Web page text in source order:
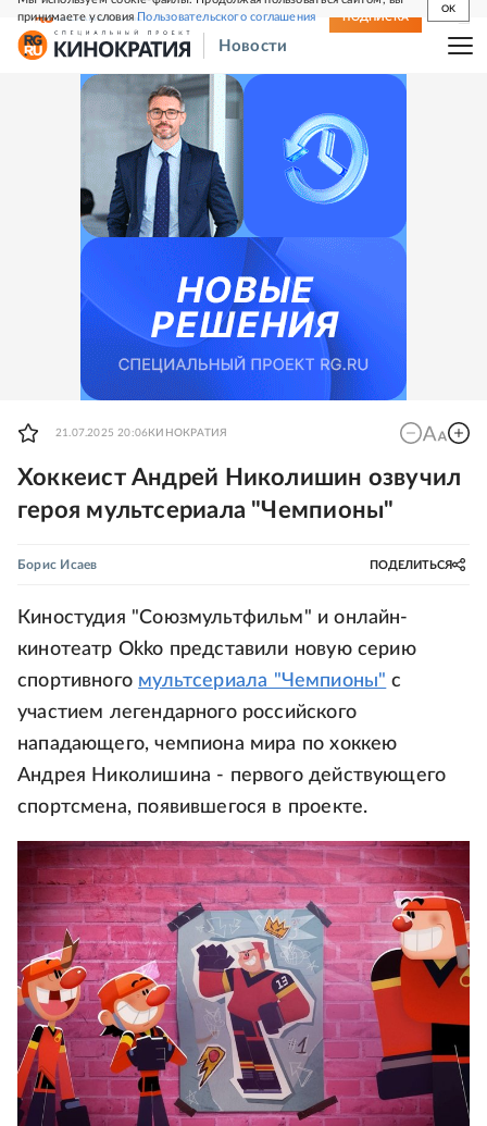
принимаете условияПользовательского соглашения
OK
СВЕЖИЙ НОМЕР ПОДПИСКА
Новости
21.07.2025 20:06 КИНОКРАТИЯ
Хоккеист Андрей Николишин озвучил
героя мультсериала "Чемпионы"
Борис Исаев ПОДЕЛИТЬСЯ
Киностудия "Союзмультфильм" и онлайн-
кинотеатр Okko представили новую серию
спортивного мультсериала "Чемпионы" с
участием легендарного российского
нападающего, чемпиона мира по хоккею
Андрея Николишина - первого действующего
спортсмена, появившегося в проекте.